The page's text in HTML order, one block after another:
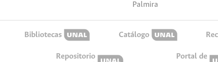
Palmira
Bibliotecas Catálogo
Repositorio
Portal de